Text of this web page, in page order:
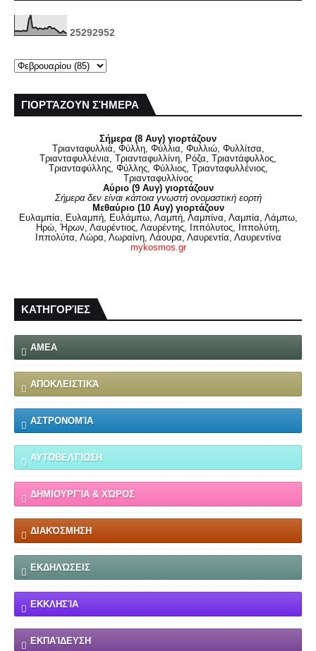
25292952
ΓΙΟΡΤΆΖΟΥΝ ΣΉΜΕΡΑ
Σήμερα (8 Αυγ) γιορτάζουν
Τριανταφυλλιά, Φύλλη, Φύλλια, Φυλλιώ, Φυλλίτσα,
Τριανταφυλλένια, Τριανταφυλλίνη, Ρόζα, Τριαντάφυλλος,
Τριανταφύλλης, Φύλλης, Φύλλιος, Τριανταφυλλένιος,
Τριανταφυλλίνος
Αύριο (9 Αυγ) γιορτάζουν
Σήμερα δεν είναι κάποια γνωστή ονομαστική εορτή
Μεθαύριο (10 Αυγ) γιορτάζουν
Ευλαμπία, Ευλαμπή, Ευλάμπω, Λαμπή, Λαμπίνα, Λαμπία, Λάμπω,
Ηρώ, Ήρων, Λαυρέντιος, Λαυρέντης, Ιππόλυτος, Ιππολύτη,
Ιππολύτα, Λώρα, Λωραίνη, Λάουρα, Λαυρεντία, Λαυρεντίνα
mykosmos.gr
ΚΑΤΗΓΟΡΊΕΣ
ΑΜΕΑ
ΑΠΟΚΛΕΙΣΤΙΚΆ
ΑΣΤΡΟΝΟΜΊΑ
ΑΥΤΟΒΕΛΤΊΩΣΗ
ΔΗΜΙΟΥΡΓΊΑ & ΧΏΡΟΣ
ΔΙΑΚΌΣΜΗΣΗ
ΕΚΔΗΛΏΣΕΙΣ
ΕΚΚΛΗΣΊΑ
ΕΚΠΑΊΔΕΥΣΗ